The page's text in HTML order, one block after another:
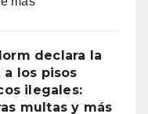
la
batalla
por
la
declara la
a los pisos
ilegales:
multas y más